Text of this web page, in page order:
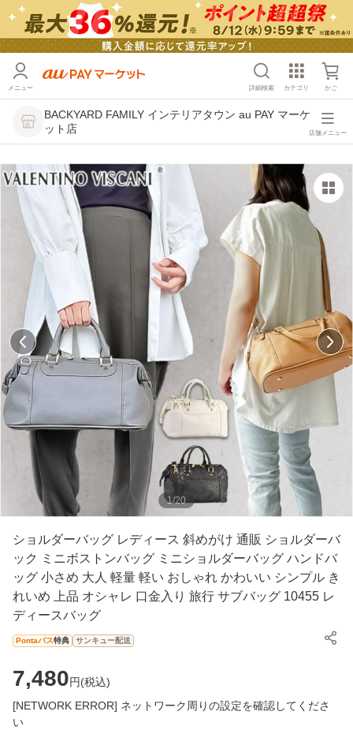
メニュー 詳細検索 カテゴリ かご
BACKYARD FAMILY インテリアタウン au PAY マーケ
ット店
店舗メニュー
1/20
ショルダーバッグ レディース 斜めがけ 通販 ショルダーバ
ック ミニボストンバッグ ミニショルダーバッグ ハンドバ
ッグ 小さめ 大人 軽量 軽い おしゃれ かわいい シンプル き
れいめ 上品 オシャレ 口金入り 旅行 サブバッグ 10455 レ
ディースバッグ
Pontaパス特典 サンキュー配送
7,480円(税込)
[NETWORK ERROR] ネットワーク周りの設定を確認してくださ
い